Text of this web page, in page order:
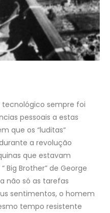
sempre foi
pessoais a estas
que os “luditas“
a revolução
que estavam
Big Brother” de George
não só as tarefas
sentimentos, o homem
tempo resistente